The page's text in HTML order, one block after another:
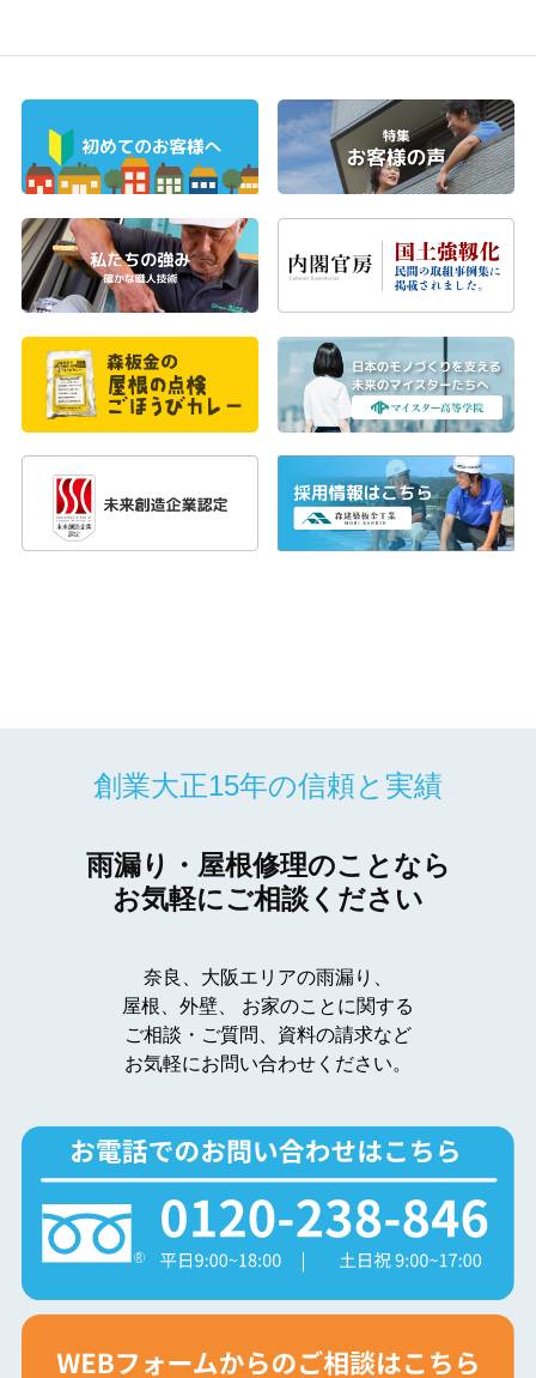
創業大正15年の信頼と実績
雨漏り・屋根修理のことなら
お気軽にご相談ください
奈良、大阪エリアの雨漏り、
屋根、外壁、
お家のことに関する
ご相談・ご質問、資料の請求など
お気軽にお問い合わせください。